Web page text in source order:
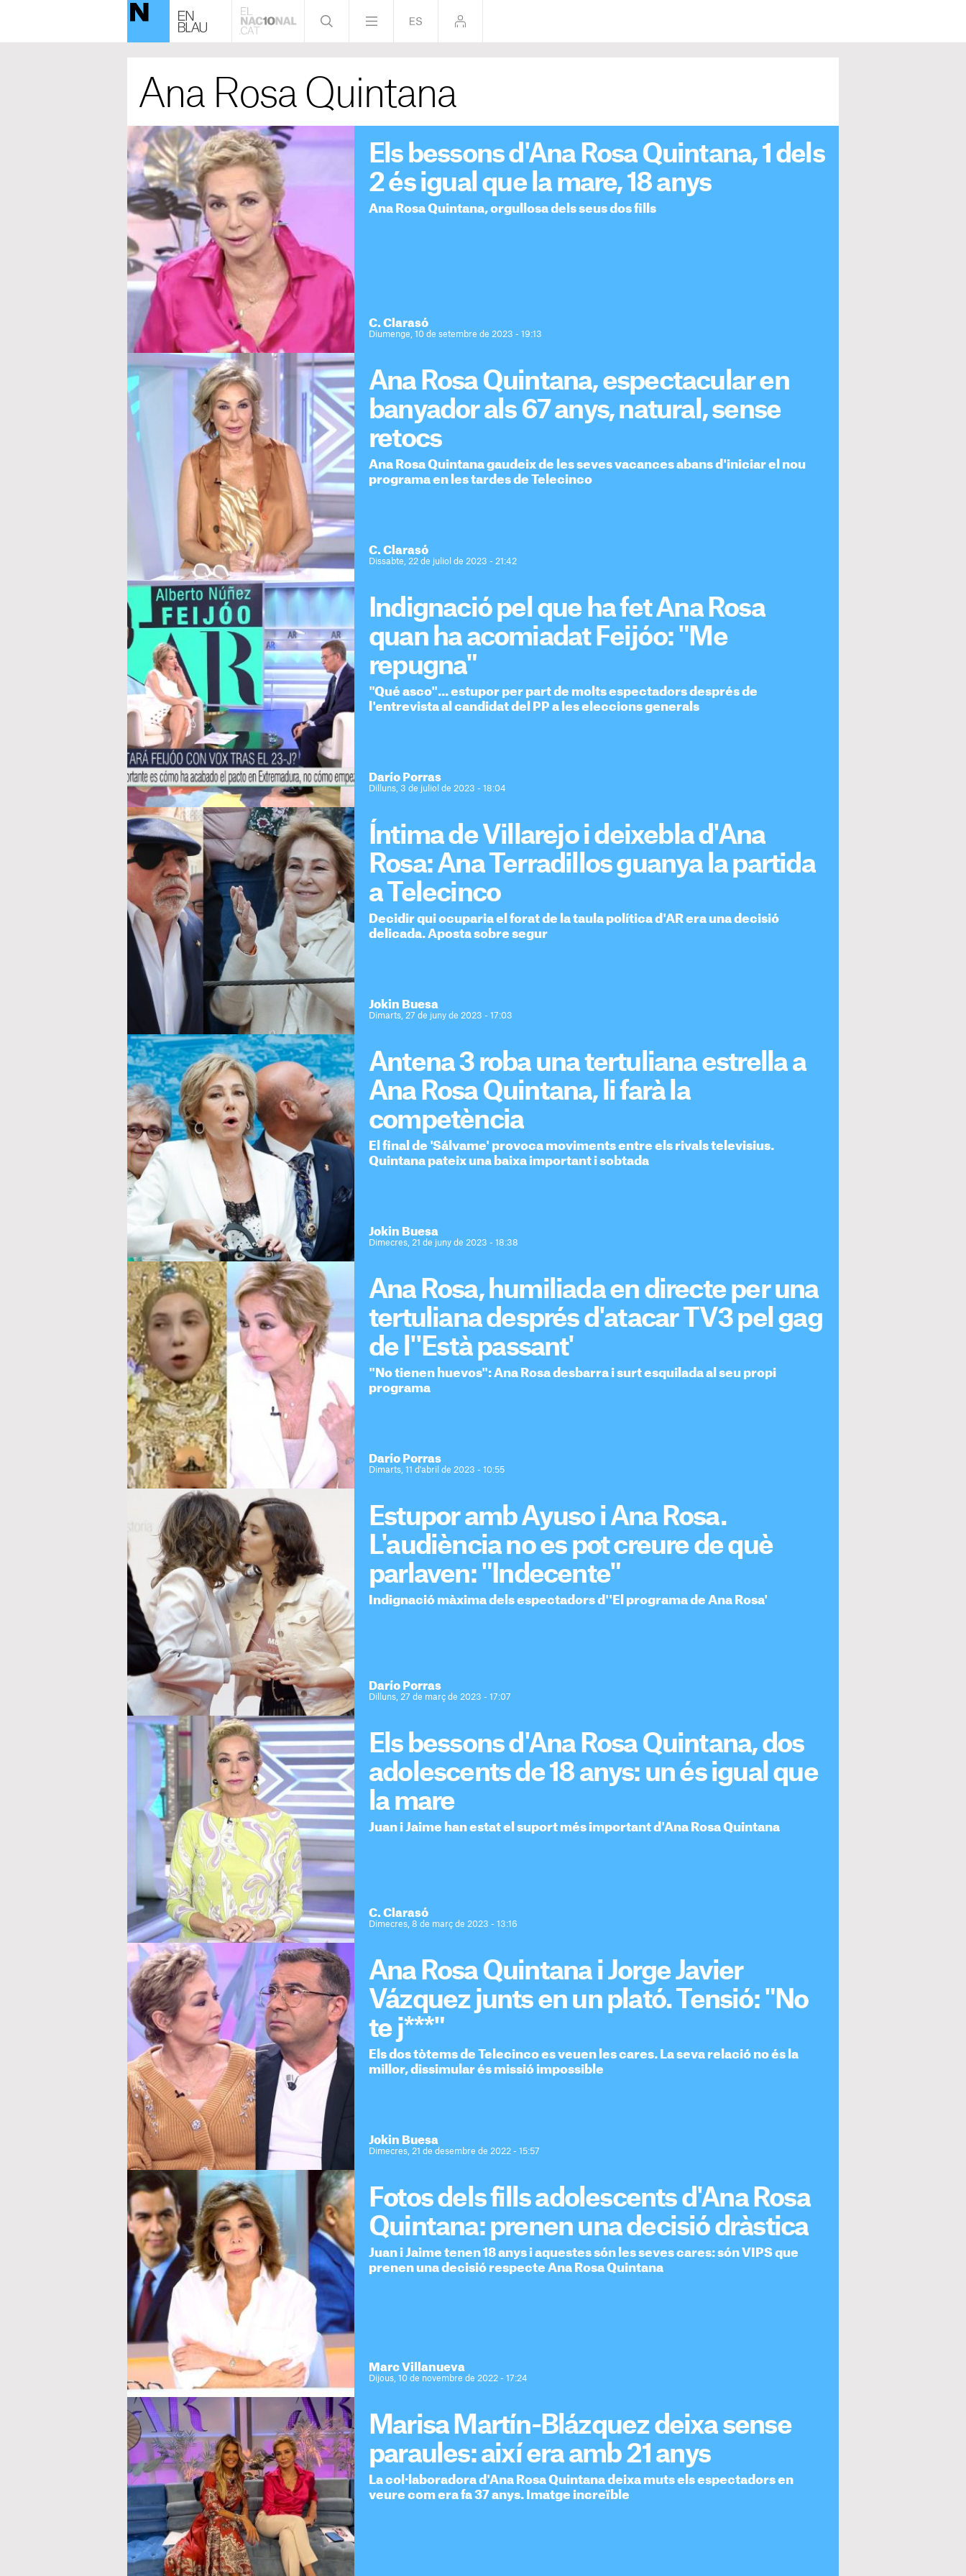
Ana Rosa Quintana
Els bessons d'Ana Rosa Quintana, 1 dels
2 és igual que la mare, 18 anys
Ana Rosa Quintana, orgullosa dels seus dos fills
C. Clarasó
Diumenge, 10 de setembre de 2023 - 19:13
Ana Rosa Quintana, espectacular en
banyador als 67 anys, natural, sense
retocs
Ana Rosa Quintana gaudeix de les seves vacances abans d'iniciar el nou
programa en les tardes de Telecinco
C. Clarasó
Dissabte, 22 de juliol de 2023 - 21:42
Indignació pel que ha fet Ana Rosa
quan ha acomiadat Feijóo: "Me
repugna"
"Qué asco"... estupor per part de molts espectadors després de
l'entrevista al candidat del PP a les eleccions generals
Darío Porras
Dilluns, 3 de juliol de 2023 - 18:04
Íntima de Villarejo i deixebla d'Ana
Rosa: Ana Terradillos guanya la partida
a Telecinco
Decidir qui ocuparia el forat de la taula política d'AR era una decisió
delicada. Aposta sobre segur
Jokin Buesa
Dimarts, 27 de juny de 2023 - 17:03
Antena 3 roba una tertuliana estrella a
Ana Rosa Quintana, li farà la
competència
El final de 'Sálvame' provoca moviments entre els rivals televisius.
Quintana pateix una baixa important i sobtada
Jokin Buesa
Dimecres, 21 de juny de 2023 - 18:38
Ana Rosa, humiliada en directe per una
tertuliana després d'atacar TV3 pel gag
de l''Està passant'
"No tienen huevos": Ana Rosa desbarra i surt esquilada al seu propi
programa
Darío Porras
Dimarts, 11 d'abril de 2023 - 10:55
Estupor amb Ayuso i Ana Rosa.
L'audiència no es pot creure de què
parlaven: "Indecente"
Indignació màxima dels espectadors d''El programa de Ana Rosa'
Darío Porras
Dilluns, 27 de març de 2023 - 17:07
Els bessons d'Ana Rosa Quintana, dos
adolescents de 18 anys: un és igual que
la mare
Juan i Jaime han estat el suport més important d'Ana Rosa Quintana
C. Clarasó
Dimecres, 8 de març de 2023 - 13:16
Ana Rosa Quintana i Jorge Javier
Vázquez junts en un plató. Tensió: "No
te j***"
Els dos tòtems de Telecinco es veuen les cares. La seva relació no és la
millor, dissimular és missió impossible
Jokin Buesa
Dimecres, 21 de desembre de 2022 - 15:57
Fotos dels fills adolescents d'Ana Rosa
Quintana: prenen una decisió dràstica
Juan i Jaime tenen 18 anys i aquestes són les seves cares: són VIPS que
prenen una decisió respecte Ana Rosa Quintana
Marc Villanueva
Dijous, 10 de novembre de 2022 - 17:24
Marisa Martín-Blázquez deixa sense
paraules: així era amb 21 anys
La col·laboradora d'Ana Rosa Quintana deixa muts els espectadors en
veure com era fa 37 anys. Imatge increïble